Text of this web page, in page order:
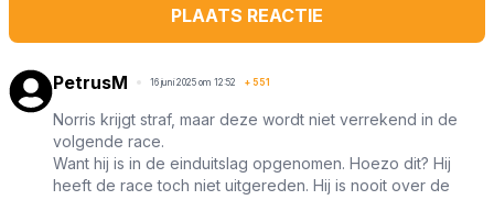
PLAATS REACTIE
PetrusM 16 juni 2025 om 12:52 + 551
Norris krijgt straf, maar deze wordt niet verrekend in de
volgende race.
Want hij is in de einduitslag opgenomen. Hoezo dit? Hij
heeft de race toch niet uitgereden. Hij is nooit over de